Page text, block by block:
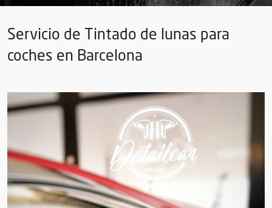
Servicio de Tintado de lunas para
coches en Barcelona